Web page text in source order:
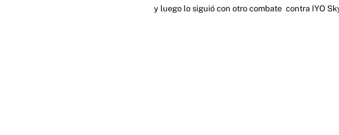
y luego lo siguió con otro combate contra IYO